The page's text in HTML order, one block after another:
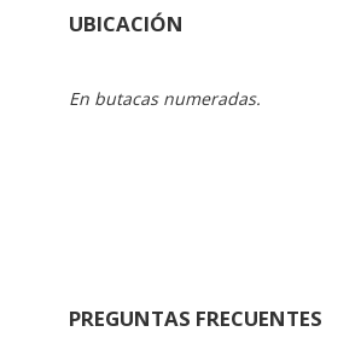
UBICACIÓN
En butacas numeradas.
PREGUNTAS FRECUENTES